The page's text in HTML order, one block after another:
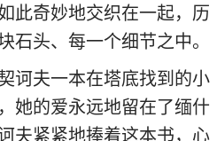
此奇妙地交织在一起，历
石头、每一个细节之中。
诃夫一本在塔底找到的小
她的爱永远地留在了缅什
夫紧紧地捧着这本书，心